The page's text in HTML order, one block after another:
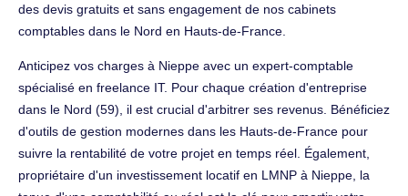
des devis gratuits et sans engagement de nos cabinets
comptables dans le Nord en Hauts-de-France.
Anticipez vos charges à Nieppe avec un expert-comptable
spécialisé en freelance IT. Pour chaque création d'entreprise
dans le Nord (59), il est crucial d'arbitrer ses revenus. Bénéficiez
d'outils de gestion modernes dans les Hauts-de-France pour
suivre la rentabilité de votre projet en temps réel. Également,
propriétaire d'un investissement locatif en LMNP à Nieppe, la